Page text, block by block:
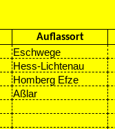
Auflassort
Eschwege
Hess-Lichtenau
Homberg Efze
Aßlar